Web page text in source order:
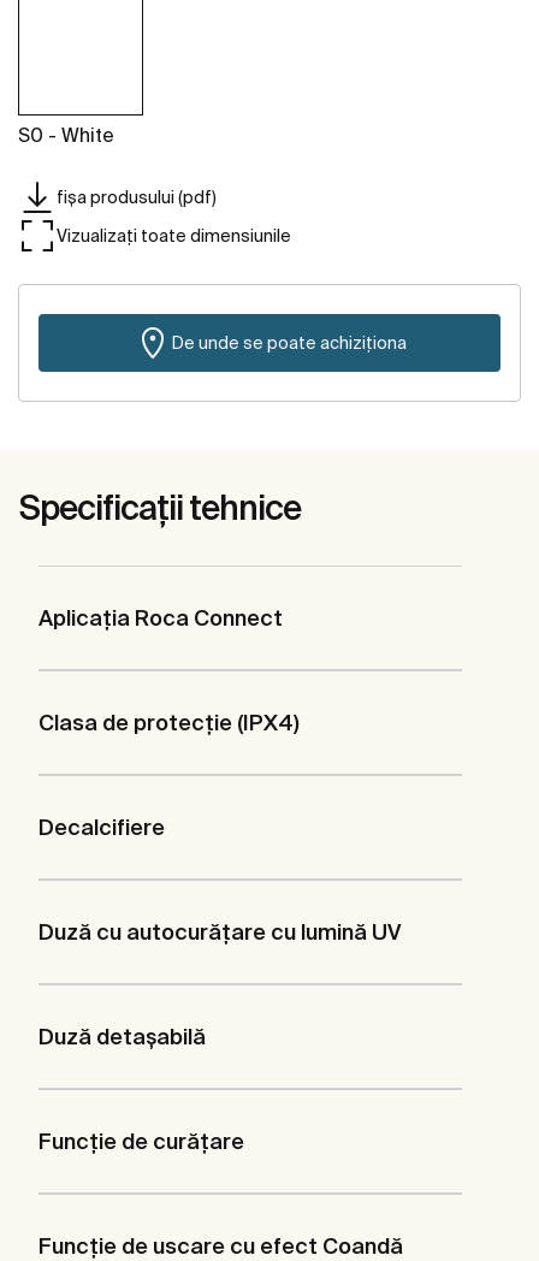
S0 - White
fișa produsului (pdf)
Vizualizați toate dimensiunile
De unde se poate achiziționa
Specificații tehnice
Aplicația Roca Connect
Clasa de protecție (IPX4)
Decalcifiere
Duză cu autocurățare cu lumină UV
Duză detaşabilă
Funcţie de curăţare
Funcție de uscare cu efect Coandă